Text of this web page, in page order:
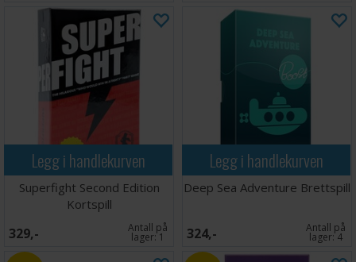
Legg i handlekurven
Superfight Second Edition
Kortspill
329,- Antall på
lager:1
Legg i handlekurven
Deep Sea Adventure Brettspill
324,- Antall på
lager:4